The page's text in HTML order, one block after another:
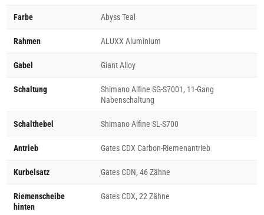
Farbe Abyss Teal
Rahmen ALUXX Aluminium
Gabel Giant Alloy
Schaltung
Shimano Alfine SG-S7001, 11-Gang
Nabenschaltung
Schalthebel Shimano Alfine SL-S700
Antrieb Gates CDX Carbon-Riemenantrieb
Kurbelsatz Gates CDN, 46 Zähne
Riemenscheibe
hinten
Gates CDX, 22 Zähne